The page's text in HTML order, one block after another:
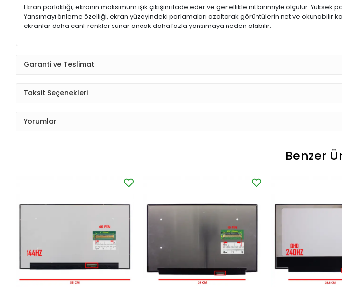
Ekran parlaklığı, ekranın maksimum ışık çıkışını ifade eder ve genellikle nit birimiyle ölçülür.
Yansımayı önleme özelliği, ekran yüzeyindeki parlamaları azaltarak görüntülerin net ve okunabilir
ekranlar daha canlı renkler sunar ancak daha fazla yansımaya neden olabilir.
Garanti ve Teslimat
Taksit Seçenekleri
Yorumlar
Benzer